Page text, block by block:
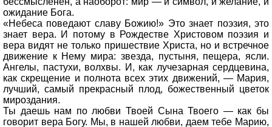
ожидание Бога.
«Небеса поведают славу Божию!» Это знает поэзия, это
знает вера. И потому в Рождестве Христовом поэзия и
вера видят не только пришествие Христа, но и встречное
движение к Нему мира: звезда, пустыня, пещера, ясли.
Ангелы, пастухи, волхвы. И, как лучезарная сердцевина,
как скрещение и полнота всех этих движений, — Мария,
лучший, самый прекрасный плод, божественный цветок
мироздания.
Ты даешь нам по любви Твоей Сына Твоего — как бы
говорит вера Богу. Мы, в нашей любви, даем тебе Марию,